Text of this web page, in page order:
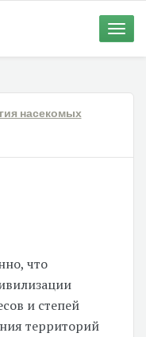
Toggle
насекомых
что
и степей
территорий